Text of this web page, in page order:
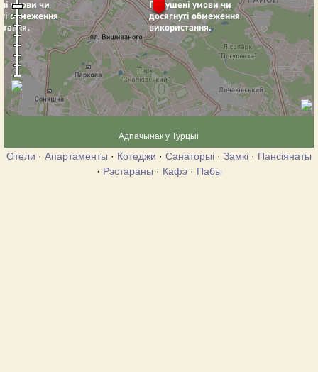
Адпачынак у Турцыі
Отели · Апартаменты · Котеджи · Санаторыі · Замкі · Пансіянаты
· Рэстараны · Кафэ· Пабы